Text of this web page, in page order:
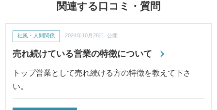
関連する口コミ・質問
売れ続けている営業の特徴について
社風・人間関係 2024年10月28日 公開
トップ営業として売れ続ける方の特徴を教えて下さ
い。